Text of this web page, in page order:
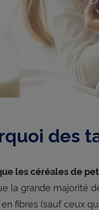
des
les céréales de
la grande majorité
fibres (sauf ceux